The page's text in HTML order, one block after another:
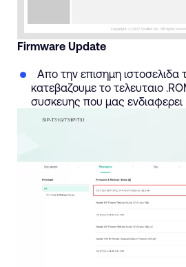
Firmware Update
Απο την επισημη ιστοσελιδα
κατεβαζουμε το τελευταιο
συσκευης που μας ενδιαφερει